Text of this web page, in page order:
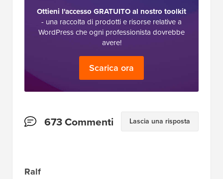
Ottieni l'accesso GRATUITO al nostro toolkit
- una raccolta di prodotti e risorse relative a
WordPress che ogni professionista dovrebbe
avere!
Scarica ora
Interazioni
673 Commenti Lascia una risposta
Ralf